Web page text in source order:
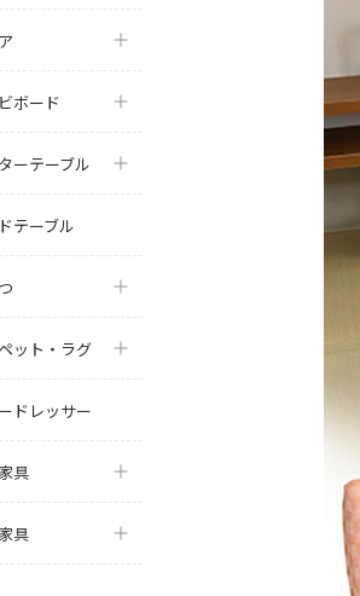
ボード
ーテーブル
テーブル
ット・ラグ
ドレッサー
具
具